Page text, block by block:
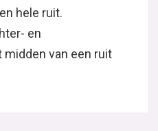
hele ruit.
en
van een ruit